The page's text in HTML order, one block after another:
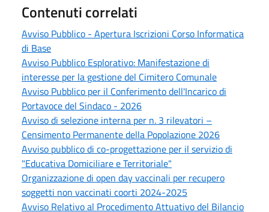
Contenuti correlati
Avviso Pubblico - Apertura Iscrizioni Corso Informatica
di Base
Avviso Pubblico Esplorativo: Manifestazione di
interesse per la gestione del Cimitero Comunale
Avviso Pubblico per il Conferimento dell'Incarico di
Portavoce del Sindaco - 2026
Avviso di selezione interna per n. 3 rilevatori –
Censimento Permanente della Popolazione 2026
Avviso pubblico di co-progettazione per il servizio di
"Educativa Domiciliare e Territoriale"
Organizzazione di open day vaccinali per recupero
soggetti non vaccinati coorti 2024-2025
Avviso Relativo al Procedimento Attuativo del Bilancio